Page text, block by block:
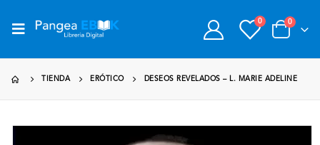
0 0
TIENDA ERÓTICO DESEOS REVELADOS – L. MARIE ADELINE